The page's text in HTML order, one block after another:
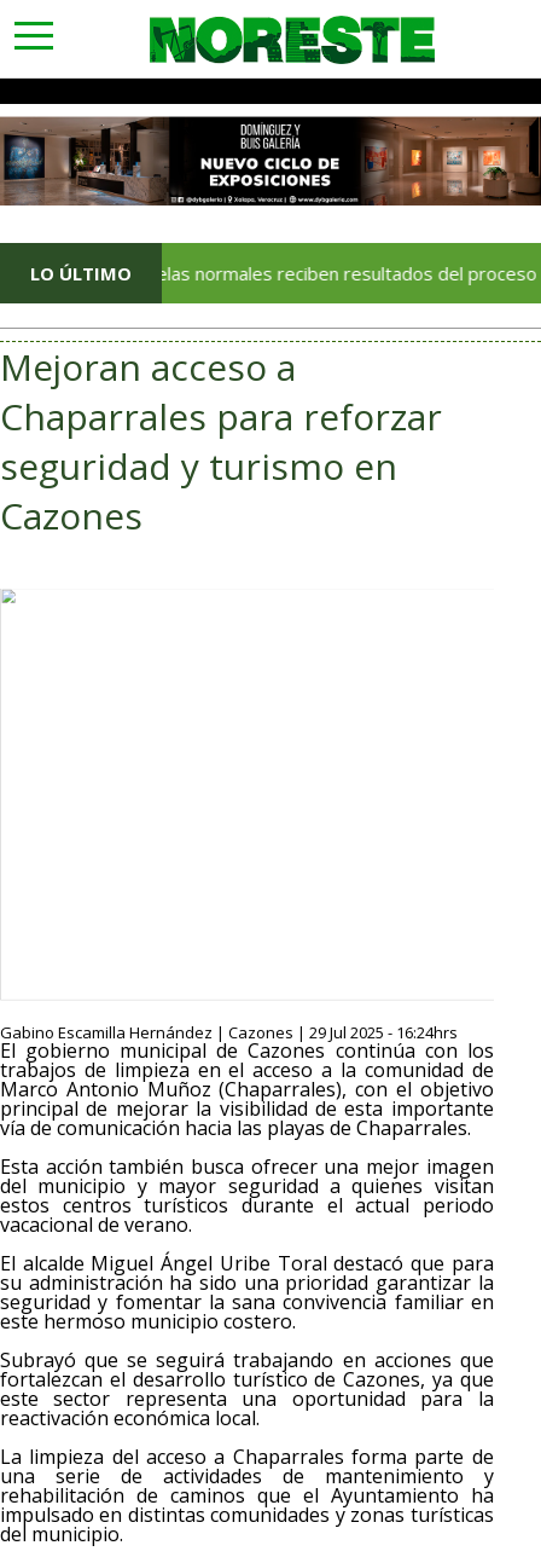
toggle
navigation
LO ÚLTIMO
Escuelas normales reciben resultados del proceso de
Mejoran acceso a
Chaparrales para reforzar
seguridad y turismo en
Cazones
Gabino Escamilla Hernández | Cazones | 29 Jul 2025 - 16:24hrs
El gobierno municipal de Cazones continúa con los
trabajos de limpieza en el acceso a la comunidad de
Marco Antonio Muñoz (Chaparrales), con el objetivo
principal de mejorar la visibilidad de esta importante
vía de comunicación hacia las playas de Chaparrales.
Esta acción también busca ofrecer una mejor imagen
del municipio y mayor seguridad a quienes visitan
estos centros turísticos durante el actual periodo
vacacional de verano.
El alcalde Miguel Ángel Uribe Toral destacó que para
su administración ha sido una prioridad garantizar la
seguridad y fomentar la sana convivencia familiar en
este hermoso municipio costero.
Subrayó que se seguirá trabajando en acciones que
fortalezcan el desarrollo turístico de Cazones, ya que
este sector representa una oportunidad para la
reactivación económica local.
La limpieza del acceso a Chaparrales forma parte de
una serie de actividades de mantenimiento y
rehabilitación de caminos que el Ayuntamiento ha
impulsado en distintas comunidades y zonas turísticas
del municipio.